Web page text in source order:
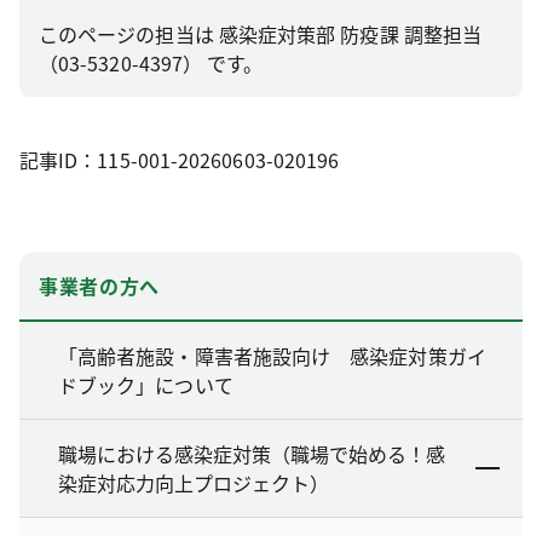
このページの担当は 感染症対策部 防疫課 調整担当
（03-5320-4397） です。
記事ID：115-001-20260603-020196
事業者の方へ
「高齢者施設・障害者施設向け 感染症対策ガイ
ドブック」について
職場における感染症対策（職場で始める！感
染症対応力向上プロジェクト）